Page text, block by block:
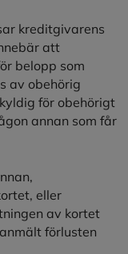
kreditgivarens
att
belopp som
av obehörig
för obehörigt
annan som får
eller
av kortet
förlusten